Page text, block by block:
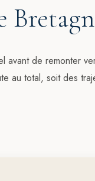
avant de remonter
au total, soit des